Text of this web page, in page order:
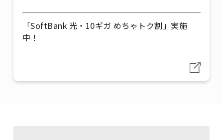
「SoftBank 光・10ギガ めちゃトク割」実施
中！